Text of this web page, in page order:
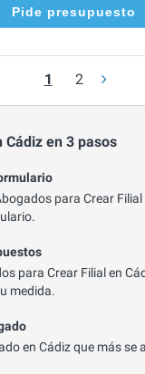
Pide presupuesto
1 2
Cádiz en 3 pasos
para Crear Filial
para Crear Filial en
medida.
en Cádiz que más se